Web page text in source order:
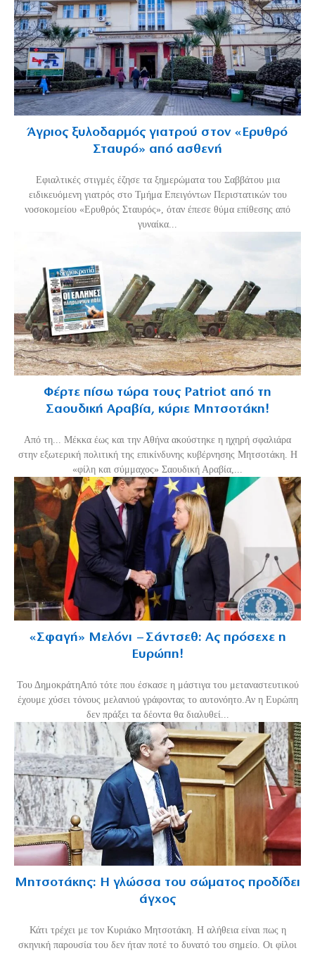
Άγριος ξυλοδαρμός γιατρού στον «Ερυθρό
Σταυρό» από ασθενή
Εφιαλτικές στιγμές έζησε τα ξημερώματα του Σαββάτου μια
ειδικευόμενη γιατρός στο Τμήμα Επειγόντων Περιστατικών του
νοσοκομείου «Ερυθρός Σταυρός», όταν έπεσε θύμα επίθεσης από
γυναίκα...
Φέρτε πίσω τώρα τους Patriot από τη
Σαουδική Αραβία, κύριε Μητσοτάκη!
Από τη... Μέκκα έως και την Αθήνα ακούστηκε η ηχηρή σφαλιάρα
στην εξωτερική πολιτική της επικίνδυνης κυβέρνησης Μητσοτάκη. Η
«φίλη και σύμμαχος» Σαουδική Αραβία,...
«Σφαγή» Μελόνι – Σάντσεθ: Ας πρόσεχε η
Ευρώπη!
Του ΔημοκράτηΑπό τότε που έσκασε η μάστιγα του μεταναστευτικού
έχουμε χύσει τόνους μελανιού γράφοντας το αυτονόητο.Αν η Ευρώπη
δεν πράξει τα δέοντα θα διαλυθεί...
Μητσοτάκης: Η γλώσσα του σώματος προδίδει
άγχος
Κάτι τρέχει με τον Κυριάκο Μητσοτάκη. Η αλήθεια είναι πως η
σκηνική παρουσία του δεν ήταν ποτέ το δυνατό του σημείο. Οι φίλοι